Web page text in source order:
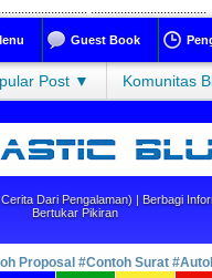
...................................
Guest Book
Post ▼ Komunitas
Dari Pengalaman) | Berbagi
Bertukar Pikiran
Proposal #Contoh Surat